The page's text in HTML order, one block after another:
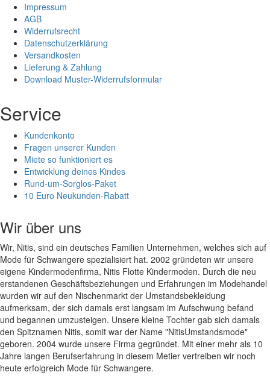
Impressum
AGB
Widerrufsrecht
Datenschutzerklärung
Versandkosten
Lieferung & Zahlung
Download Muster-Widerrufsformular
Service
Kundenkonto
Fragen unserer Kunden
Miete so funktioniert es
Entwicklung deines Kindes
Rund-um-Sorglos-Paket
10 Euro Neukunden-Rabatt
Wir über uns
Wir, Nitis, sind ein deutsches Familien Unternehmen, welches sich auf
Mode für Schwangere spezialisiert hat. 2002 gründeten wir unsere
eigene Kindermodenfirma, Nitis Flotte Kindermoden. Durch die neu
erstandenen Geschäftsbeziehungen und Erfahrungen im Modehandel
wurden wir auf den Nischenmarkt der Umstandsbekleidung
aufmerksam, der sich damals erst langsam im Aufschwung befand
und begannen umzusteigen. Unsere kleine Tochter gab sich damals
den Spitznamen Nitis, somit war der Name "NitisUmstandsmode"
geboren. 2004 wurde unsere Firma gegründet. Mit einer mehr als 10
Jahre langen Berufserfahrung in diesem Metier vertreiben wir noch
heute erfolgreich Mode für Schwangere.